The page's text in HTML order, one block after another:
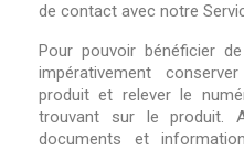
de contact avec notre
Pour pouvoir bénéficier
impérativement
produit et relever le
trouvant sur le produit.
documents et